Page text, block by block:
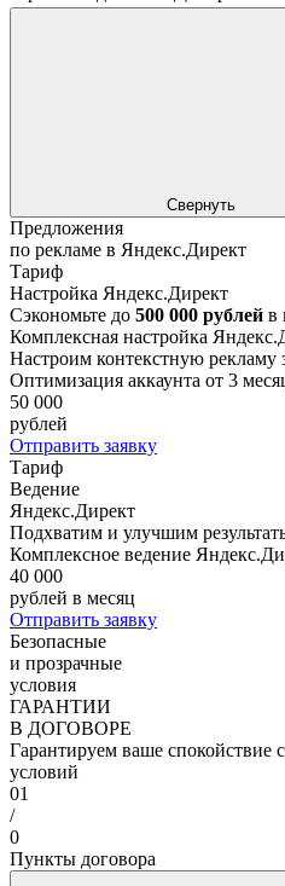
Свернуть
Предложения
по рекламе в Яндекс.Директ
Тариф
Настройка Яндекс.Директ
Сэкономьте до 500 000 рублей в
Комплексная настройка
Настроим контекстную рекламу
Оптимизация аккаунта от 3
50 000
рублей
Отправить заявку
Тариф
Ведение
Яндекс.Директ
Подхватим и улучшим
Комплексное ведение
40 000
рублей в месяц
Отправить заявку
Безопасные
и прозрачные
условия
ГАРАНТИИ
В ДОГОВОРЕ
Гарантируем ваше
условий
01
/
0
Пункты договора